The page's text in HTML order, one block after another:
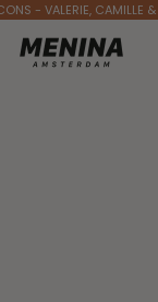
- VALERIE, CAMILLE
Menina